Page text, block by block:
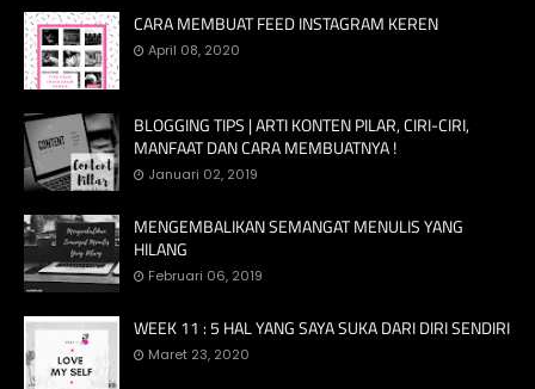
CARA MEMBUAT FEED INSTAGRAM KEREN
April 08, 2020
BLOGGING TIPS | ARTI KONTEN PILAR, CIRI-CIRI,
MANFAAT DAN CARA MEMBUATNYA !
Januari 02, 2019
MENGEMBALIKAN SEMANGAT MENULIS YANG
HILANG
Februari 06, 2019
WEEK 11 : 5 HAL YANG SAYA SUKA DARI DIRI SENDIRI
Maret 23, 2020